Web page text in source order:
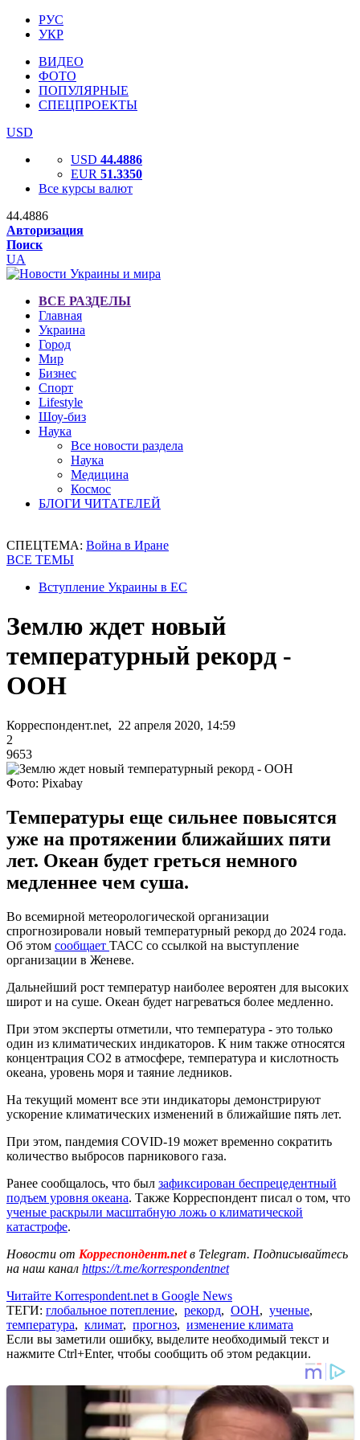
РУС
УКР
ВИДЕО
ФОТО
ПОПУЛЯРНЫЕ
СПЕЦПРОЕКТЫ
USD
USD 44.4886
EUR 51.3350
Все курсы валют
44.4886
Авторизация
Поиск
UA
ВСЕ РАЗДЕЛЫ
Главная
Украина
Город
Мир
Бизнес
Спорт
Lifestyle
Шоу-биз
Наука
Все новости раздела
Наука
Медицина
Космос
БЛОГИ ЧИТАТЕЛЕЙ
СПЕЦТЕМА: Война в Иране
ВСЕ ТЕМЫ
Вступление Украины в ЕС
Землю ждет новый
температурный рекорд -
ООН
Корреспондент.net, 22 апреля 2020, 14:59
2
9653
Фото: Pixabay
Температуры еще сильнее повысятся
уже на протяжении ближайших пяти
лет. Океан будет греться немного
медленнее чем суша.
Во всемирной метеорологической организации
спрогнозировали новый температурный рекорд до 2024 года.
Об этом сообщает ТАСС со ссылкой на выступление
организации в Женеве.
Дальнейший рост температур наиболее вероятен для высоких
широт и на суше. Океан будет нагреваться более медленно.
При этом эксперты отметили, что температура - это только
один из климатических индикаторов. К ним также относятся
концентрация СО2 в атмосфере, температура и кислотность
океана, уровень моря и таяние ледников.
На текущий момент все эти индикаторы демонстрируют
ускорение климатических изменений в ближайшие пять лет.
При этом, пандемия COVID-19 может временно сократить
количество выбросов парникового газа.
Ранее сообщалось, что был зафиксирован беспрецедентный
подъем уровня океана. Также Корреспондент писал о том, что
ученые раскрыли масштабную ложь о климатической
катастрофе.
Новости от Корреспондент.netв Telegram. Подписывайтесь
на наш канал https://t.me/korrespondentnet
Читайте Korrespondent.net в Google News
ТЕГИ: глобальное потепление, рекорд, ООН, ученые,
температура, климат, прогноз, изменение климата
Если вы заметили ошибку, выделите необходимый текст и
нажмите Ctrl+Enter, чтобы сообщить об этом редакции.